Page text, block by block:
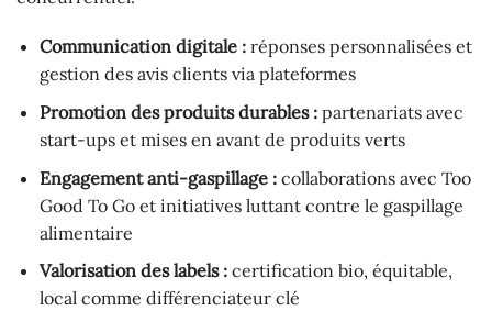
Communication digitale :réponses personnalisées et
gestion des avis clients via plateformes
Promotion des produits durables :partenariats avec
start-ups et mises en avant de produits verts
Engagement anti-gaspillage :collaborations avec Too
Good To Go et initiatives luttant contre le gaspillage
alimentaire
Valorisation des labels :certification bio, équitable,
local comme différenciateur clé